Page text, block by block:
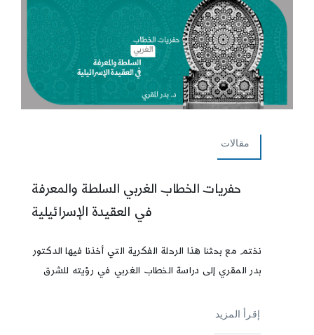
مقالات
حفريات الخطاب الغربي السلطة والمعرفة
في العقيدة الإسرائيلية
نختم مع بحثنا هذا الرحلة الفكرية التي أخذنا فيها الدكتور
بدر المقري إلى دراسة الخطاب الغربي في رؤيته للشرق
إقرأ المزيد